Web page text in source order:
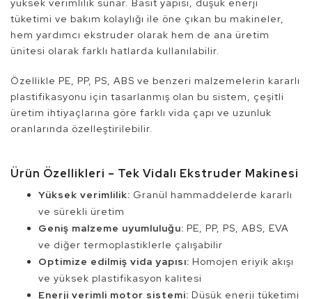
yüksek verimlilik sunar. Basit yapısı, düşük enerji
tüketimi ve bakım kolaylığı ile öne çıkan bu makineler,
hem yardımcı ekstruder olarak hem de ana üretim
ünitesi olarak farklı hatlarda kullanılabilir.
Özellikle PE, PP, PS, ABS ve benzeri malzemelerin kararlı
plastifikasyonu için tasarlanmış olan bu sistem, çeşitli
üretim ihtiyaçlarına göre farklı vida çapı ve uzunluk
oranlarında özelleştirilebilir.
Ürün Özellikleri – Tek Vidalı Ekstruder Makinesi
Yüksek verimlilik: Granül hammaddelerde kararlı
ve sürekli üretim
Geniş malzeme uyumluluğu: PE, PP, PS, ABS, EVA
ve diğer termoplastiklerle çalışabilir
Optimize edilmiş vida yapısı: Homojen eriyik akışı
ve yüksek plastifikasyon kalitesi
Enerji verimli motor sistemi: Düşük enerji tüketimi